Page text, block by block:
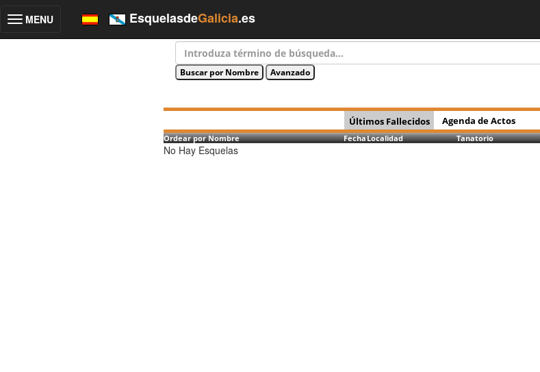
Toggle
MENU EsquelasdeGalicia.es
Últimos Fallecidos Agenda de Actos
Ordear por Nombre FechaLocalidad Tanatorio
No Hay Esquelas